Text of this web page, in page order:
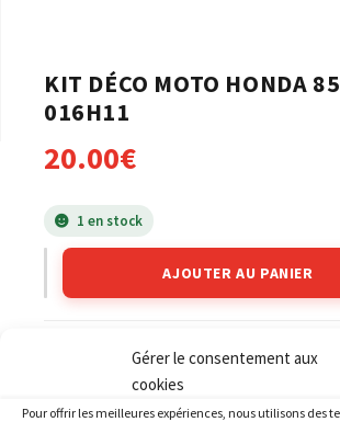
Gérer le consentement aux
cookies
Pour offrir les meilleures expériences, nous utilisons des
KIT DÉCO MOTO HONDA
016H11
20.00€
1 en stock
AJOUTER AU PANIER
HONDA Kit déco